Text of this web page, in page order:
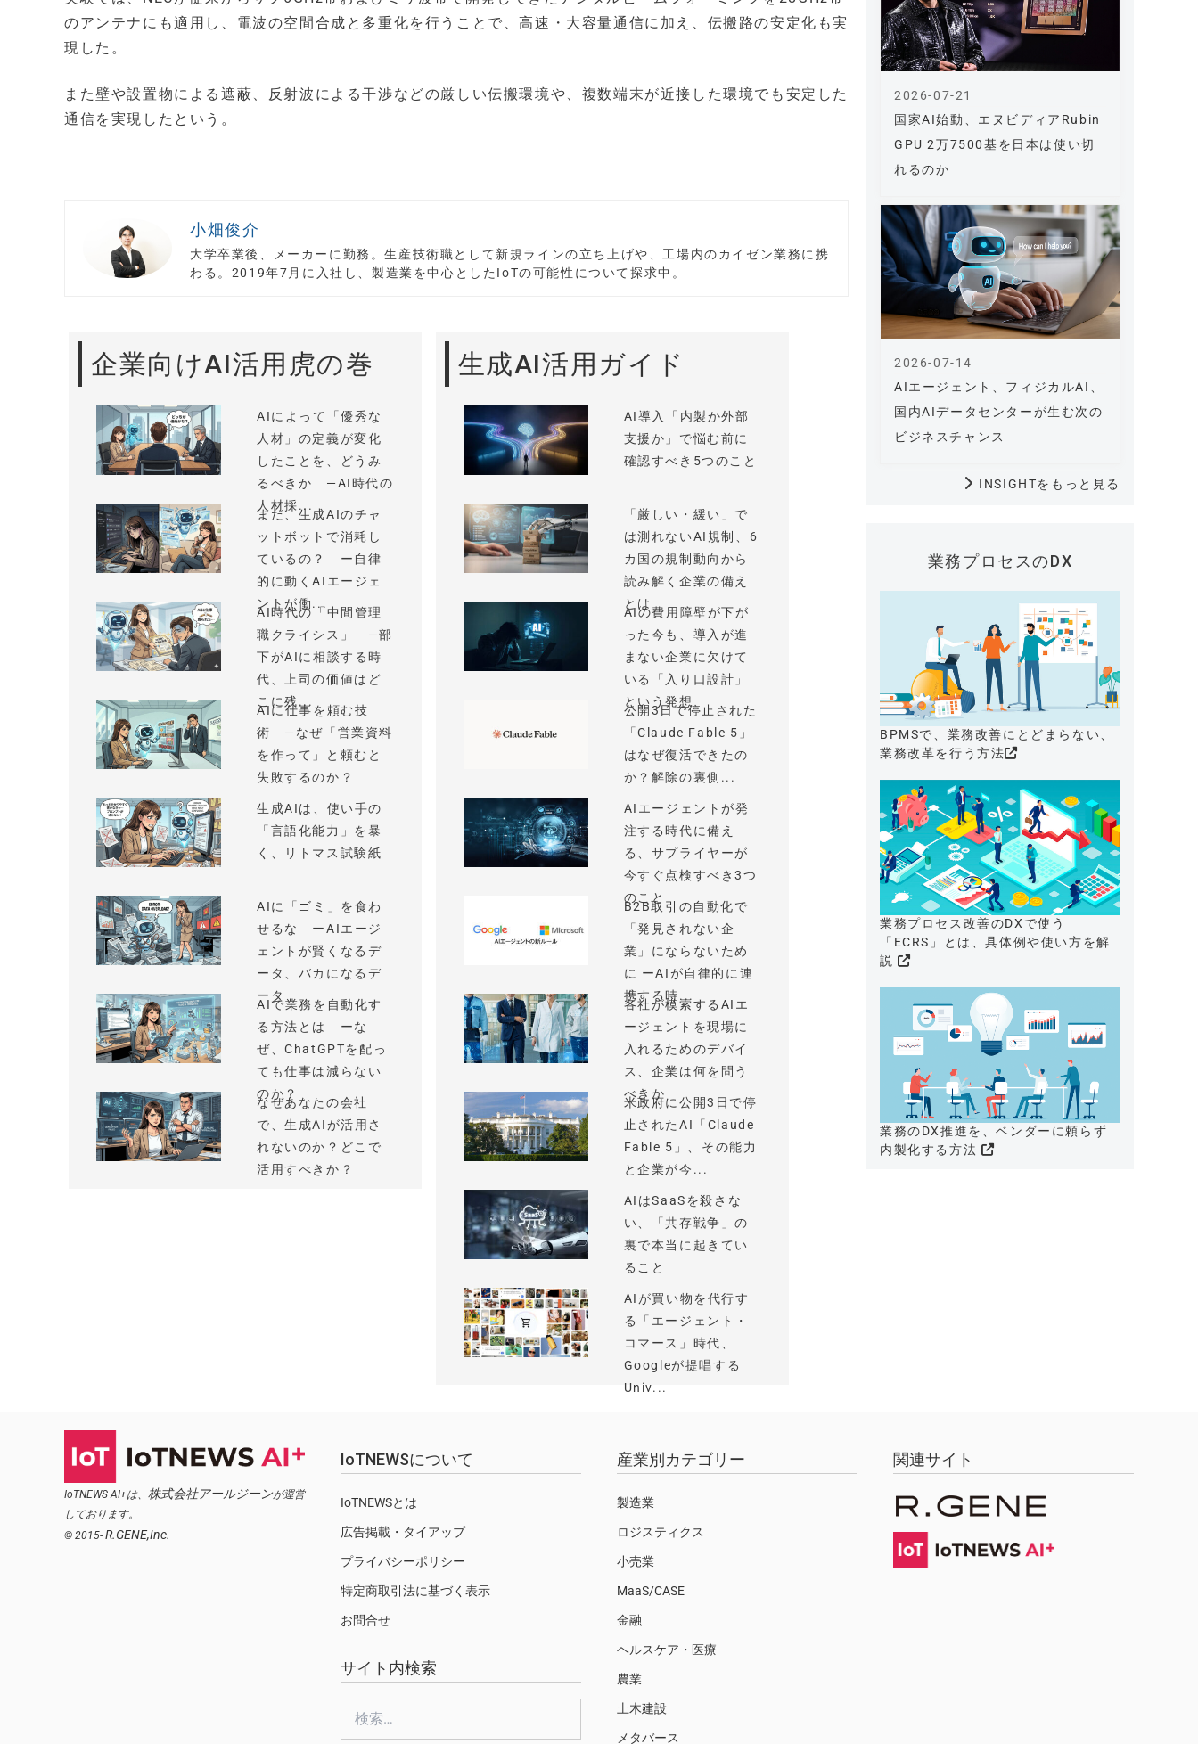
のアンテナにも適用し、電波の空間合成と多重化を行うことで、高速・大容量通信に加え、伝搬路の安定化も実
現した。
また壁や設置物による遮蔽、反射波による干渉などの厳しい伝搬環境や、複数端末が近接した環境でも安定した
通信を実現したという。
小畑俊介
大学卒業後、メーカーに勤務。生産技術職として新規ラインの立ち上げや、工場内のカイゼン業務に携
わる。2019年7月に入社し、製造業を中心としたIoTの可能性について探求中。
企業向けAI活用虎の巻
AIによって「優秀な
人材」の定義が変化
したことを、どうみ
るべきか —AI時代の
人材採...
まだ、生成AIのチャ
ットボットで消耗し
ているの？ ー自律
的に動くAIエージェ
ントが働...
AI時代の「中間管理
職クライシス」 —部
下がAIに相談する時
代、上司の価値はど
こに残...
AIに仕事を頼む技
術 —なぜ「営業資料
を作って」と頼むと
失敗するのか？
生成AIは、使い手の
「言語化能力」を暴
く、リトマス試験紙
AIに「ゴミ」を食わ
せるな ーAIエージ
ェントが賢くなるデ
ータ、バカになるデ
ータ
AIで業務を自動化す
る方法とは ーな
ぜ、ChatGPTを配っ
ても仕事は減らない
のか？
なぜあなたの会社
で、生成AIが活用さ
れないのか？どこで
活用すべきか？
生成AI活用ガイド
AI導入「内製か外部
支援か」で悩む前に
確認すべき5つのこと
「厳しい・緩い」で
は測れないAI規制、6
カ国の規制動向から
読み解く企業の備え
とは
AIの費用障壁が下が
った今も、導入が進
まない企業に欠けて
いる「入り口設計」
という発想
公開3日で停止された
「Claude Fable 5」
はなぜ復活できたの
か？解除の裏側...
AIエージェントが発
注する時代に備え
る、サプライヤーが
今すぐ点検すべき3つ
のこと
B2B取引の自動化で
「発見されない企
業」にならないため
に ーAIが自律的に連
携する時...
各社が模索するAIエ
ージェントを現場に
入れるためのデバイ
ス、企業は何を問う
べきか
米政府に公開3日で停
止されたAI「Claude
Fable 5」、その能力
と企業が今...
AIはSaaSを殺さな
い、「共存戦争」の
裏で本当に起きてい
ること
AIが買い物を代行す
る「エージェント・
コマース」時代、
Googleが提唱する
Univ...
国家AI始動、エヌビディアRubin
GPU 2万7500基を日本は使い切
れるのか
2026-07-21
AIエージェント、フィジカルAI、
国内AIデータセンターが生む次の
ビジネスチャンス
2026-07-14
INSIGHTをもっと見る
業務プロセスのDX
BPMSで、業務改善にとどまらない、
業務改革を行う方法
業務プロセス改善のDXで使う
「ECRS」とは、具体例や使い方を解
説
業務のDX推進を、ベンダーに頼らず
内製化する方法
IoTNEWS AI+は、 株式会社アールジーンが運営
しております。
© 2015- R.GENE,Inc.
IoTNEWSについて
IoTNEWSとは
広告掲載・タイアップ
プライバシーポリシー
特定商取引法に基づく表示
お問合せ
サイト内検索
産業別カテゴリー
製造業
ロジスティクス
小売業
MaaS/CASE
金融
ヘルスケア・医療
農業
土木建設
メタバース
関連サイト